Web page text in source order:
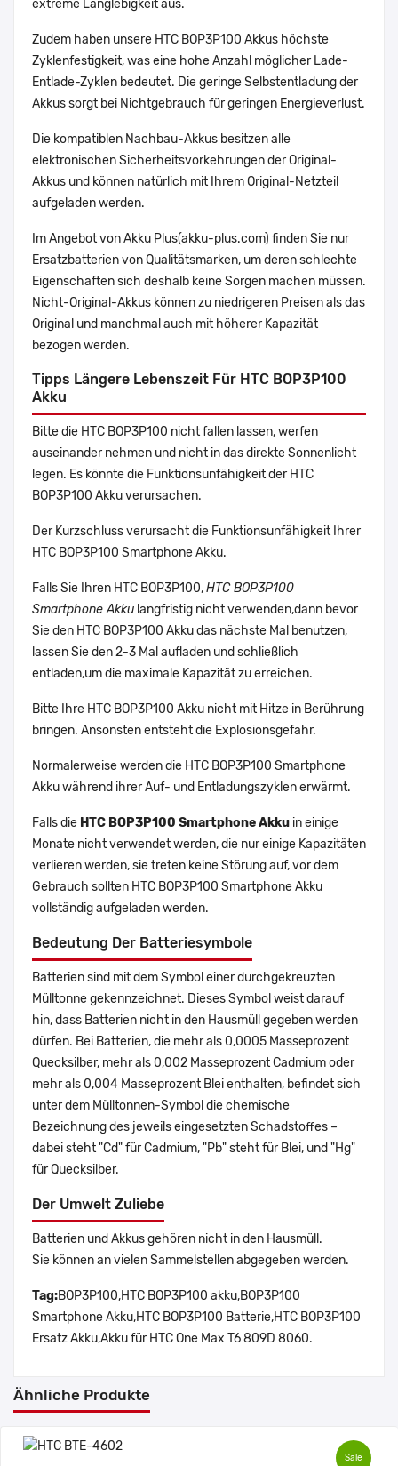
extreme Langlebigkeit aus.
Zudem haben unsere HTC BOP3P100 Akkus höchste
Zyklenfestigkeit, was eine hohe Anzahl möglicher Lade-
Entlade-Zyklen bedeutet. Die geringe Selbstentladung der
Akkus sorgt bei Nichtgebrauch für geringen Energieverlust.
Die kompatiblen Nachbau-Akkus besitzen alle
elektronischen Sicherheitsvorkehrungen der Original-
Akkus und können natürlich mit Ihrem Original-Netzteil
aufgeladen werden.
Im Angebot von Akku Plus(akku-plus.com) finden Sie nur
Ersatzbatterien von Qualitätsmarken, um deren schlechte
Eigenschaften sich deshalb keine Sorgen machen müssen.
Nicht-Original-Akkus können zu niedrigeren Preisen als das
Original und manchmal auch mit höherer Kapazität
bezogen werden.
Tipps Längere Lebenszeit Für HTC BOP3P100
Akku
Bitte die HTC BOP3P100 nicht fallen lassen, werfen
auseinander nehmen und nicht in das direkte Sonnenlicht
legen. Es könnte die Funktionsunfähigkeit der HTC
BOP3P100 Akku verursachen.
Der Kurzschluss verursacht die Funktionsunfähigkeit Ihrer
HTC BOP3P100 Smartphone Akku.
Falls Sie Ihren HTC BOP3P100,HTC BOP3P100
Smartphone Akku langfristig nicht verwenden,dann bevor
Sie den HTC BOP3P100 Akku das nächste Mal benutzen,
lassen Sie den 2-3 Mal aufladen und schließlich
entladen,um die maximale Kapazität zu erreichen.
Bitte Ihre HTC BOP3P100 Akku nicht mit Hitze in Berührung
bringen. Ansonsten entsteht die Explosionsgefahr.
Normalerweise werden die HTC BOP3P100 Smartphone
Akku während ihrer Auf- und Entladungszyklen erwärmt.
Falls die HTC BOP3P100 Smartphone Akku in einige
Monate nicht verwendet werden, die nur einige Kapazitäten
verlieren werden, sie treten keine Störung auf, vor dem
Gebrauch sollten HTC BOP3P100 Smartphone Akku
vollständig aufgeladen werden.
Bedeutung Der Batteriesymbole
Batterien sind mit dem Symbol einer durchgekreuzten
Mülltonne gekennzeichnet. Dieses Symbol weist darauf
hin, dass Batterien nicht in den Hausmüll gegeben werden
dürfen. Bei Batterien, die mehr als 0,0005 Masseprozent
Quecksilber, mehr als 0,002 Masseprozent Cadmium oder
mehr als 0,004 Masseprozent Blei enthalten, befindet sich
unter dem Mülltonnen-Symbol die chemische
Bezeichnung des jeweils eingesetzten Schadstoffes –
dabei steht "Cd" für Cadmium, "Pb" steht für Blei, und "Hg"
für Quecksilber.
Der Umwelt Zuliebe
Batterien und Akkus gehören nicht in den Hausmüll.
Sie können an vielen Sammelstellen abgegeben werden.
Tag:BOP3P100,HTC BOP3P100 akku,BOP3P100
Smartphone Akku,HTC BOP3P100 Batterie,HTC BOP3P100
Ersatz Akku,Akku für HTC One Max T6 809D 8060.
Ähnliche Produkte
Sale